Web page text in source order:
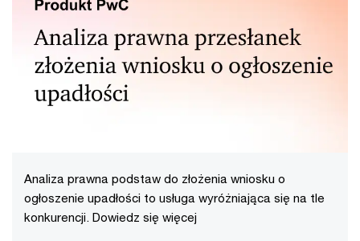
Analiza prawna podstaw do złożenia wniosku o
ogłoszenie upadłości to usługa wyróżniająca się na tle
konkurencji. Dowiedz się więcej